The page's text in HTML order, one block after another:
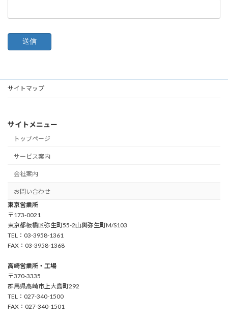
サイトマップ
サイトメニュー
トップページ
サービス案内
会社案内
お問い合わせ
東京営業所
〒173-0021
東京都板橋区弥生町55-2山輿弥生町M/S103
TEL：03-3958-1361
FAX：03-3958-1368
高崎営業所・工場
〒370-3335
群馬県高崎市上大島町292
TEL：027-340-1500
FAX：027-340-1501